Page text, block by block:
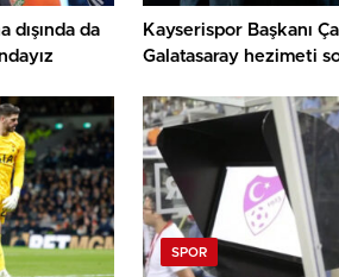
dışında da
Kayserispor Başkanı
Galatasaray hezimeti
SPOR